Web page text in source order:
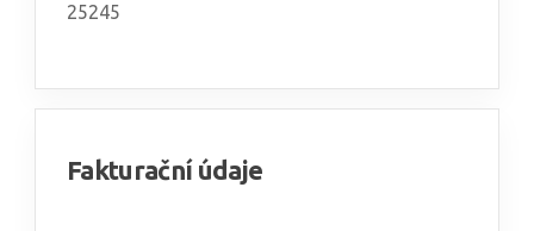
25245
Fakturační údaje